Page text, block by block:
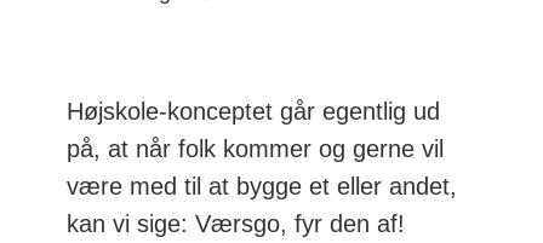
Højskole-konceptet går egentlig ud
på, at når folk kommer og gerne vil
være med til at bygge et eller andet,
kan vi sige: Værsgo, fyr den af!